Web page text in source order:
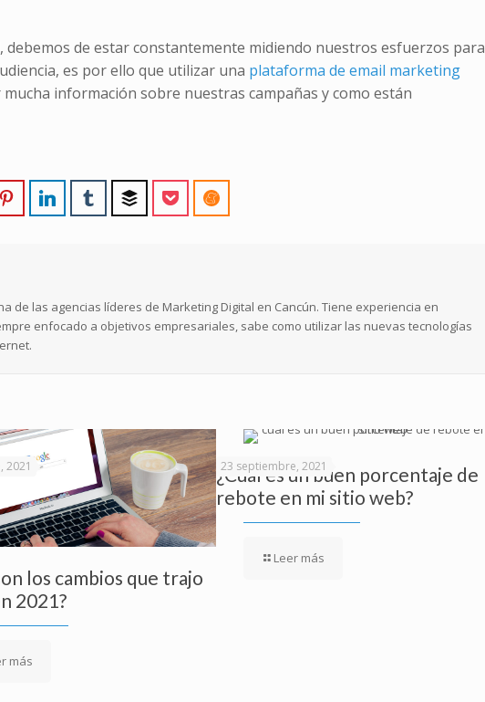
de estar constantemente midiendo nuestros esfuerzos para
es por ello que utilizar una plataforma de email marketing
información sobre nuestras campañas y como están
de las agencias líderes de Marketing Digital en Cancún. Tiene experiencia en
enfocado a objetivos empresariales, sabe como utilizar las nuevas tecnologías
2021
los cambios que trajo
2021?
más
23 septiembre, 2021
¿Cuál es un buen porcentaje de
rebote en mi sitio web?
Leer más